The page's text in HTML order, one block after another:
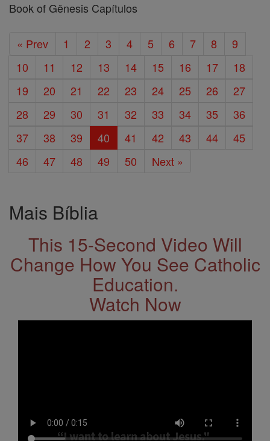
Book of Gênesis Capítulos
« Prev 1 2 3 4 5 6 7 8
9
10
11 12 13 14 15 16 17
18
19
20 21 22 23 24 25 26
27
28
29 30 31 32 33 34 35
36
37
38 39 40 41 42 43 44
45
46
47 48 49 50 Next »
Mais Bíblia
This 15-Second Video Will
Change How You See Catholic
Education.
Watch Now